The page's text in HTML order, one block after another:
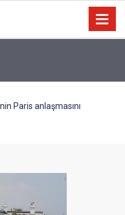
yol açıyor
Paris anlaşmasını